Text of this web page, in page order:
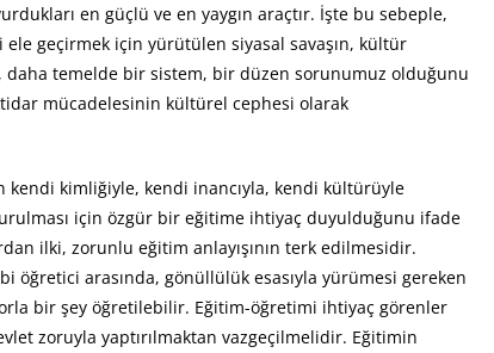
en güçlü ve en yaygın araçtır. İşte bu sebeple,
geçirmek için yürütülen siyasal savaşın, kültür
daha temelde bir sistem, bir düzen sorunumuz olduğunu
mücadelesinin kültürel cephesi olarak
kendi kimliğiyle, kendi inancıyla, kendi kültürüyle
için özgür bir eğitime ihtiyaç duyulduğunu ifade
ilki, zorunlu eğitim anlayışının terk edilmesidir.
öğretici arasında, gönüllülük esasıyla yürümesi gereken
bir şey öğretilebilir. Eğitim-öğretimi ihtiyaç görenler
zoruyla yaptırılmaktan vazgeçilmelidir. Eğitimin